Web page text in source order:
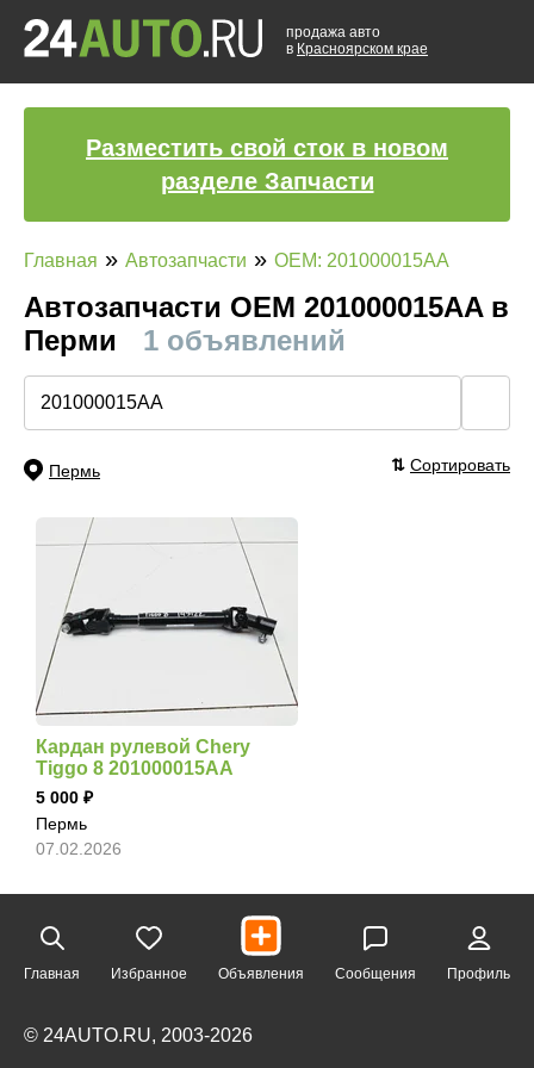
продажа авто
в Красноярском крае
Разместить свой сток в новом
разделе Запчасти
Главная » Автозапчасти » OEM: 201000015AA
Автозапчасти ОЕМ 201000015AA в
Перми
1 объявлений
Пермь ⇅ Сортировать
Кардан рулевой Chery
Tiggo 8 201000015AA
5 000
Пермь
07.02.2026
Главная Избранное Объявления Сообщения Профиль
© 24AUTO.RU, 2003-2026